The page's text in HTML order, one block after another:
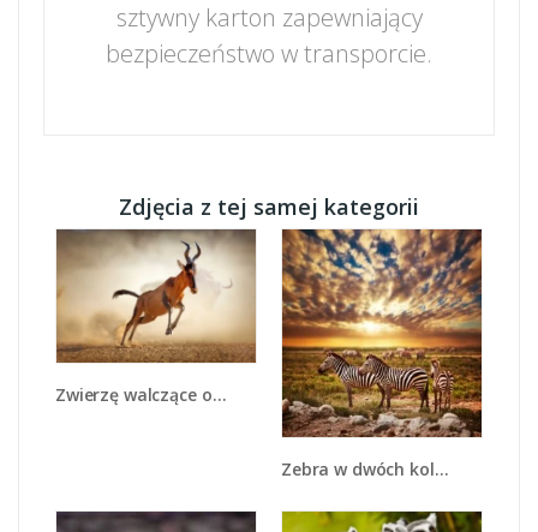
sztywny karton zapewniający
bezpieczeństwo w transporcie.
Zdjęcia z tej samej kategorii
Zwierzę walczące o przeżycie - Z291
Zebra w dwóch kolorach - Z221